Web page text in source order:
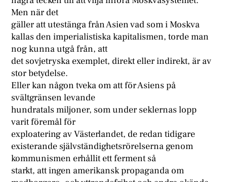
Men när det
gäller att utestänga från Asien vad som i Moskva
kallas den imperialistiska kapitalismen, torde man
nog kunna utgå från, att
det sovjetryska exemplet, direkt eller indirekt, är av
stor betydelse.
Eller kan någon tveka om att för Asiens på
svältgränsen levande
hundratals miljoner, som under seklernas lopp
varit föremål för
exploatering av Västerlandet, de redan tidigare
existerande självständighetsrörelserna genom
kommunismen erhållit ett ferment så
starkt, att ingen amerikansk propaganda om